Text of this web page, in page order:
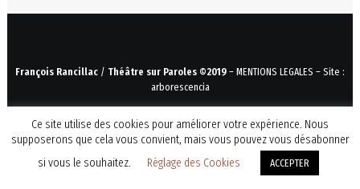
François Rancillac / Théâtre sur Paroles ©2019 – MENTIONS LEGALES – Site :
arborescencia
Ce site utilise des cookies pour améliorer votre expérience. Nous
supposerons que cela vous convient, mais vous pouvez vous désabonner
si vous le souhaitez.
Réglage des Cookies ACCEPTER